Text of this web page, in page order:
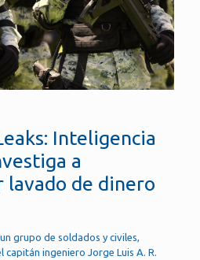
Inteligencia
a
de dinero
grupo de soldados y civiles,
capitán ingeniero Jorge Luis A. R.